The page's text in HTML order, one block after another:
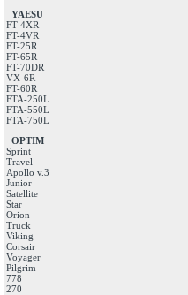
YAESU
FT-4XR
FT-4VR
FT-25R
FT-65R
FT-70DR
VX-6R
FT-60R
FTA-250L
FTA-550L
FTA-750L
OPTIM
Sprint
Travel
Apollo v.3
Junior
Satellite
Star
Orion
Truck
Viking
Corsair
Voyager
Pilgrim
778
270